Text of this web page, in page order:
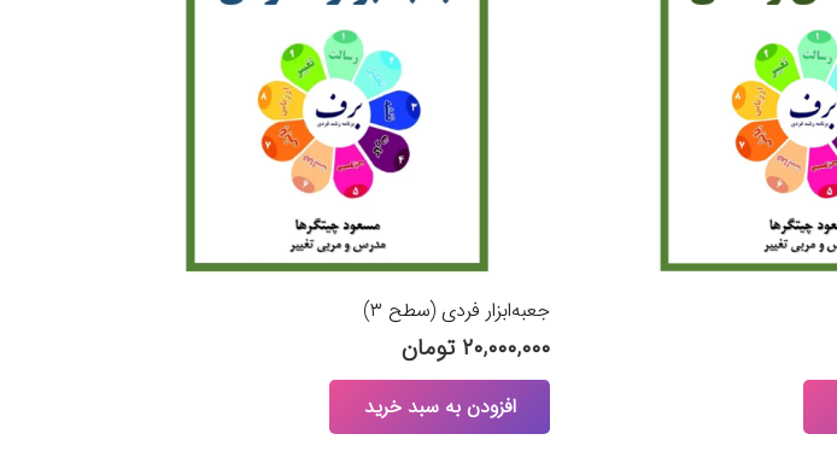
جعبه‌ابزار فردی (سطح ۳)
۲۰,۰۰۰,۰۰۰ تومان
افزودن به سبد خرید